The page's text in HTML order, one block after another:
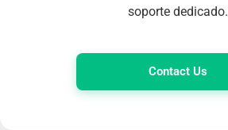
soporte dedicado.
Contact Us